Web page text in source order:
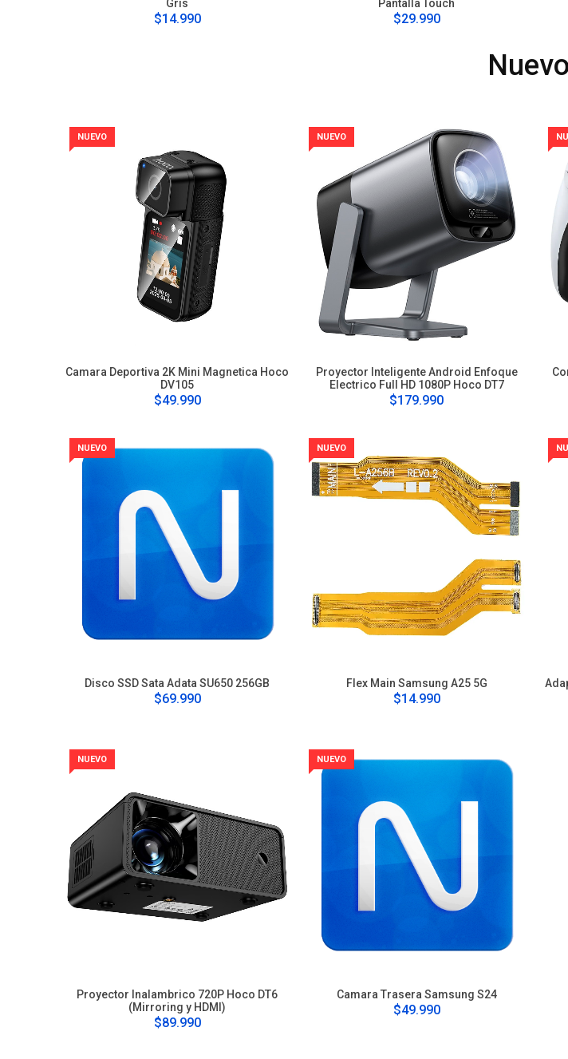
Gris
$14.990
Pantalla Touch
$29.990
NUEVO
Camara Deportiva 2K Mini Magnetica Hoco
DV105
$49.990
NUEVO
Proyector Inteligente Android Enfoque
Electrico Full HD 1080P Hoco DT7
$179.990
NUEVO
Disco SSD Sata Adata SU650 256GB
$69.990
NUEVO
Flex Main Samsung A25 5G
$14.990
NUEVO
Proyector Inalambrico 720P Hoco DT6
(Mirroring y HDMI)
$89.990
NUEVO
Camara Trasera Samsung S24
$49.990